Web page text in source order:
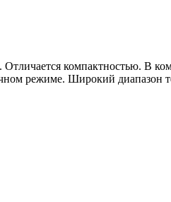
компактностью. В
режиме. Широкий диапазон